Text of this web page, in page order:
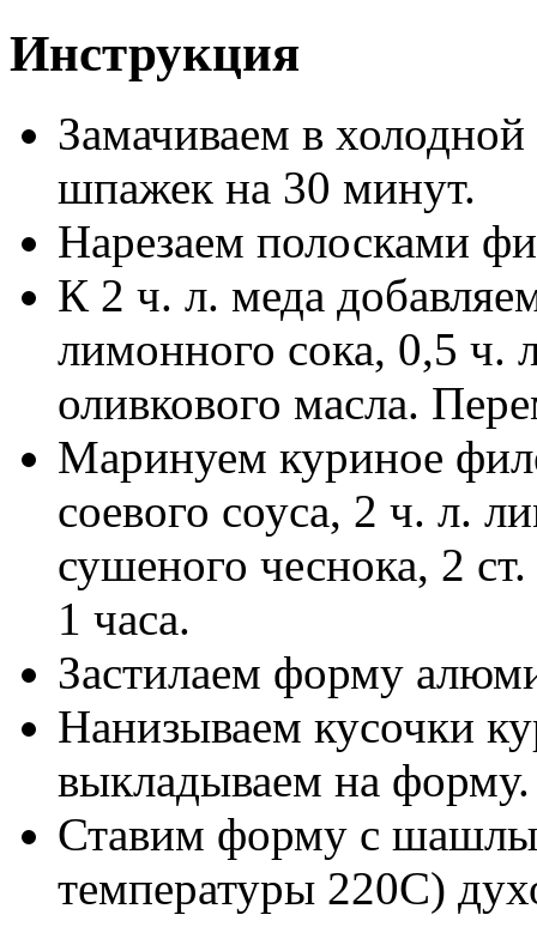
Инструкция
Замачиваем в
шпажек на 30 минут.
Нарезаем полосками
К 2 ч. л. меда
лимонного сока, 0,5 ч.
оливкового масла.
Маринуем куриное
соевого соуса, 2 ч. л.
сушеного чеснока, 2
1 часа.
Застилаем форму
Нанизываем кусочки
выкладываем на форму.
Ставим форму с
температуры 220C)